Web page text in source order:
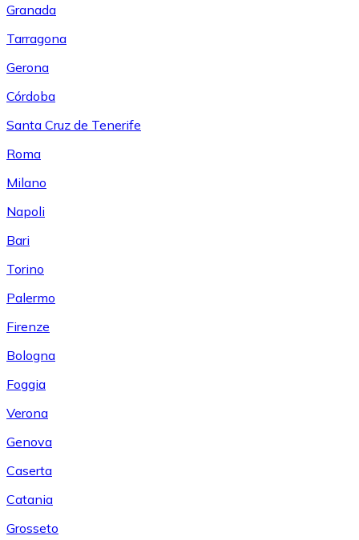
Granada
Tarragona
Gerona
Córdoba
Santa Cruz de Tenerife
Roma
Milano
Napoli
Bari
Torino
Palermo
Firenze
Bologna
Foggia
Verona
Genova
Caserta
Catania
Grosseto